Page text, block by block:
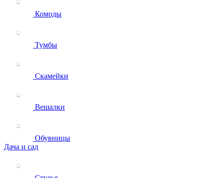
Комоды
Тумбы
Скамейки
Вешалки
Обувницы
Дача и сад